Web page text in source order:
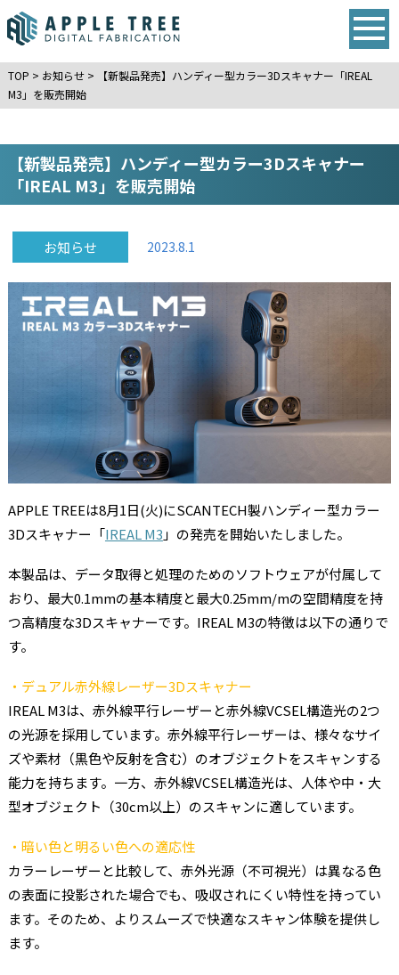
TOP > お知らせ>
【新製品発売】ハンディー型カラー3Dスキャナー「IREAL
M3」を販売開始
【新製品発売】ハンディー型カラー3Dスキャナー
「IREAL M3」を販売開始
お知らせ 2023.8.1
APPLE TREEは8月1日(火)にSCANTECH製ハンディー型カラー
3Dスキャナー「IREAL M3 」の発売を開始いたしました。
本製品は、データ取得と処理のためのソフトウェアが付属して
おり、最大0.1mmの基本精度と最大0.25mm/mの空間精度を持
つ高精度な3Dスキャナーです。IREAL M3の特徴は以下の通りで
す。
・デュアル赤外線レーザー3Dスキャナー
IREAL M3は、赤外線平行レーザーと赤外線VCSEL構造光の2つ
の光源を採用しています。赤外線平行レーザーは、様々なサイ
ズや素材（黒色や反射を含む）のオブジェクトをスキャンする
能力を持ちます。一方、赤外線VCSEL構造光は、人体や中・大
型オブジェクト（30cm以上）のスキャンに適しています。
・暗い色と明るい色への適応性
カラーレーザーと比較して、赤外光源（不可視光）は異なる色
の表面に投影された場合でも、吸収されにくい特性を持ってい
ます。そのため、よりスムーズで快適なスキャン体験を提供し
ます。